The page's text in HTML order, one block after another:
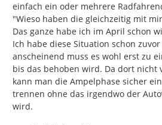
einfach ein oder mehrere
"Wieso haben die gleichzeitig mit
Das ganze habe ich im April schon
Ich habe diese Situation schon
anscheinend muss es wohl erst zu
bis das behoben wird. Da dort nicht
kann man die Ampelphase sicher
trennen ohne das irgendwo der
wird.